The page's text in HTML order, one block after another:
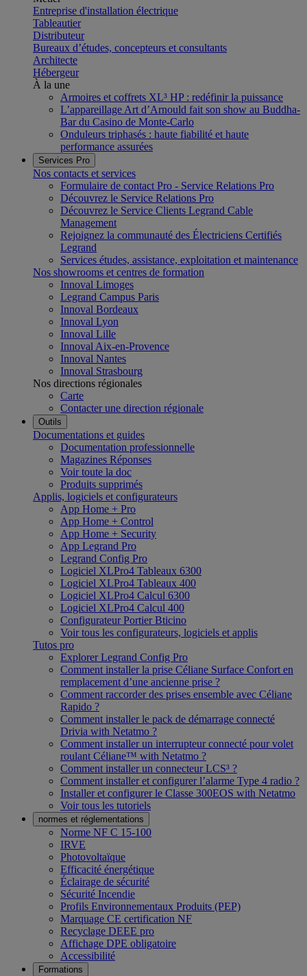
Entreprise d'installation électrique
Tableautier
Distributeur
Bureaux d’études, concepteurs et consultants
Architecte
Hébergeur
À la une
Armoires et coffrets XL³ HP : redéfinir la puissance
L’appareillage Art d’Arnould fait son show au Buddha-
Bar du Casino de Monte-Carlo
Onduleurs triphasés : haute fiabilité et haute
performance assurées
Services Pro
Nos contacts et services
Formulaire de contact Pro - Service Relations Pro
Découvrez le Service Relations Pro
Découvrez le Service Clients Legrand Cable
Management
Rejoignez la communauté des Électriciens Certifiés
Legrand
Services études, assistance, exploitation et maintenance
Nos showrooms et centres de formation
Innoval Limoges
Legrand Campus Paris
Innoval Bordeaux
Innoval Lyon
Innoval Lille
Innoval Aix-en-Provence
Innoval Nantes
Innoval Strasbourg
Nos directions régionales
Carte
Contacter une direction régionale
Outils
Documentations et guides
Documentation professionnelle
Magazines Réponses
Voir toute la doc
Produits supprimés
Applis, logiciels et configurateurs
App Home + Pro
App Home + Control
App Home + Security
App Legrand Pro
Legrand Config Pro
Logiciel XLPro4 Tableaux 6300
Logiciel XLPro4 Tableaux 400
Logiciel XLPro4 Calcul 6300
Logiciel XLPro4 Calcul 400
Configurateur Portier Bticino
Voir tous les configurateurs, logiciels et applis
Tutos pro
Explorer Legrand Config Pro
Comment installer la prise Céliane Surface Confort en
remplacement d’une ancienne prise ?
Comment raccorder des prises ensemble avec Céliane
Rapido ?
Comment installer le pack de démarrage connecté
Drivia with Netatmo ?
Comment installer un interrupteur connecté pour volet
roulant Céliane™ with Netatmo ?
Comment installer un connecteur LCS³ ?
Comment installer et configurer l’alarme Type 4 radio ?
Installer et configurer le Classe 300EOS with Netatmo
Voir tous les tutoriels
normes et réglementations
Norme NF C 15-100
IRVE
Photovoltaïque
Efficacité énergétique
Éclairage de sécurité
Sécurité Incendie
Profils Environnementaux Produits (PEP)
Marquage CE certification NF
Recyclage DEEE pro
Affichage DPE obligatoire
Accessibilité
Formations